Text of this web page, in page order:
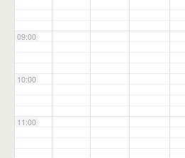
09:00
10:00
11:00